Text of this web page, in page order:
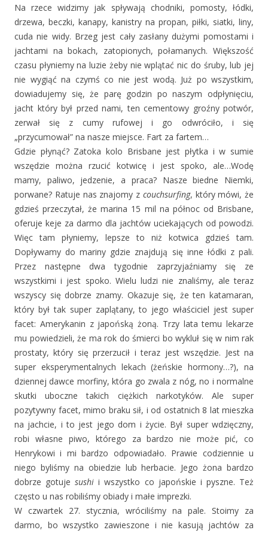
Na rzece widzimy jak spływają chodniki, pomosty, łódki,
drzewa, beczki, kanapy, kanistry na propan, piłki, siatki, liny,
cuda nie widy. Brzeg jest cały zasłany dużymi pomostami i
jachtami na bokach, zatopionych, połamanych. Większość
czasu płyniemy na luzie żeby nie wplątać nic do śruby, lub jej
nie wygiąć na czymś co nie jest wodą. Już po wszystkim,
dowiadujemy się, że parę godzin po naszym odpłynięciu,
jacht który był przed nami, ten cementowy groźny potwór,
zerwał się z cumy rufowej i go odwróciło, i się
„przycumował” na nasze miejsce. Fart za fartem…
Gdzie płynąć? Zatoka kolo Brisbane jest płytka i w sumie
wszędzie można rzucić kotwicę i jest spoko, ale…Wodę
mamy, paliwo, jedzenie, a praca? Nasze biedne Niemki,
porwane? Ratuje nas znajomy z couchsurfing, który mówi, że
gdzieś przeczytał, że marina 15 mil na północ od Brisbane,
oferuje keje za darmo dla jachtów uciekających od powodzi.
Więc tam płyniemy, lepsze to niż kotwica gdzieś tam.
Dopływamy do mariny gdzie znajdują się inne łódki z pali.
Przez następne dwa tygodnie zaprzyjaźniamy się ze
wszystkimi i jest spoko. Wielu ludzi nie znaliśmy, ale teraz
wszyscy się dobrze znamy. Okazuje się, że ten katamaran,
który był tak super zaplątany, to jego właściciel jest super
facet: Amerykanin z japońską żoną. Trzy lata temu lekarze
mu powiedzieli, że ma rok do śmierci bo wykluł się w nim rak
prostaty, który się przerzucił i teraz jest wszędzie. Jest na
super eksperymentalnych lekach (żeńskie hormony…?), na
dziennej dawce morfiny, która go zwala z nóg, no i normalne
skutki uboczne takich ciężkich narkotyków. Ale super
pozytywny facet, mimo braku sił, i od ostatnich 8 lat mieszka
na jachcie, i to jest jego dom i życie. Był super wdzięczny,
robi własne piwo, którego za bardzo nie może pić, co
Henrykowi i mi bardzo odpowiadało. Prawie codziennie u
niego byliśmy na obiedzie lub herbacie. Jego żona bardzo
dobrze gotujesushi i wszystko co japońskie i pyszne. Też
często u nas robiliśmy obiady i małe imprezki.
W czwartek 27. stycznia, wróciliśmy na pale. Stoimy za
darmo, bo wszystko zawieszone i nie kasują jachtów za